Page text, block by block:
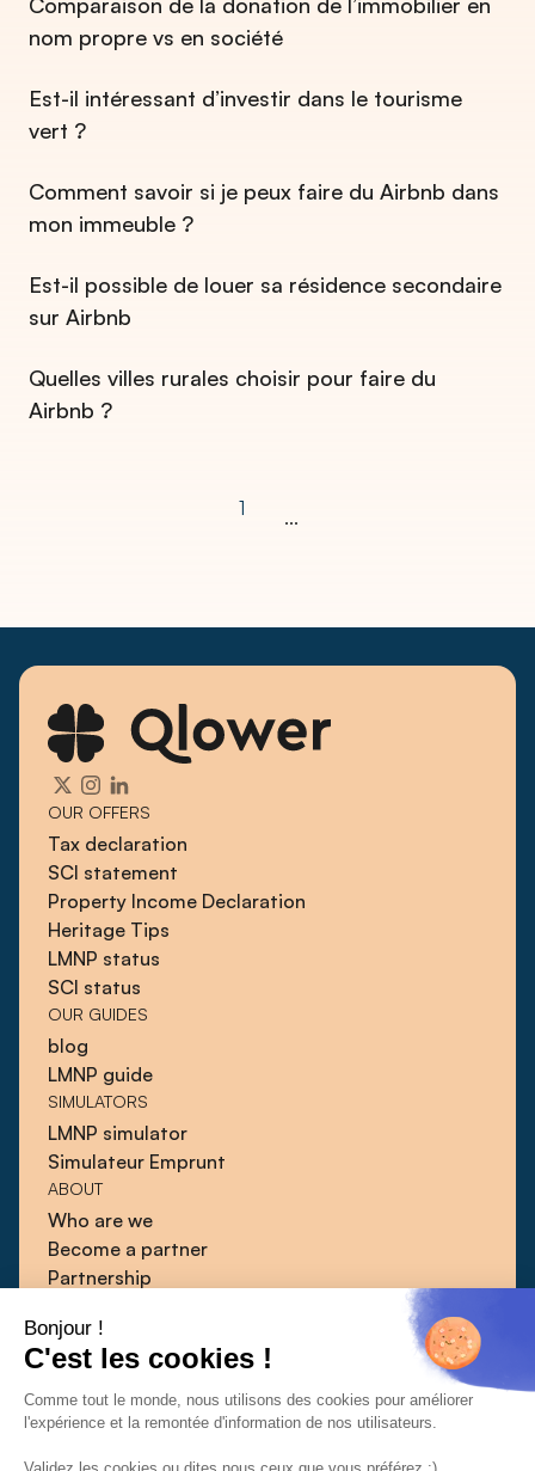
Bonjour !
C'est les cookies !
Comme tout le monde, nous utilisons des cookies pour améliorer
l'expérience et la remontée d'information de nos utilisateurs.
Validez les cookies ou dites nous ceux que vous préférez :)
nom propre vs en société
Est-il intéressant d’investir dans le tourisme
vert ?
Comment savoir si je peux faire du Airbnb dans
mon immeuble ?
Est-il possible de louer sa résidence secondaire
sur Airbnb
Quelles villes rurales choisir pour faire du
Airbnb ?
1 ...
OUR OFFERS
Tax declaration
SCI statement
Property Income Declaration
Heritage Tips
LMNP status
SCI status
OUR GUIDES
blog
LMNP guide
SIMULATORS
LMNP simulator
Simulateur Emprunt
ABOUT
Who are we
Become a partner
Partnership
Guides
Press
Contact